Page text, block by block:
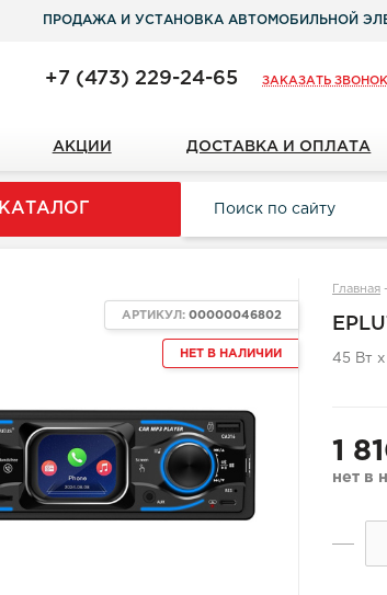
ПРОДАЖА И УСТАНОВКА АВТОМОБИЛЬНОЙ
+7 (473) 229-24-65 ЗАКАЗАТЬ ЗВОНОК
АКЦИИ ДОСТАВКА И ОПЛАТА
КАТАЛОГ
НЕТ В НАЛИЧИИ
АРТИКУЛ:00000046802
Главная -
45 Вт х
1
нет в